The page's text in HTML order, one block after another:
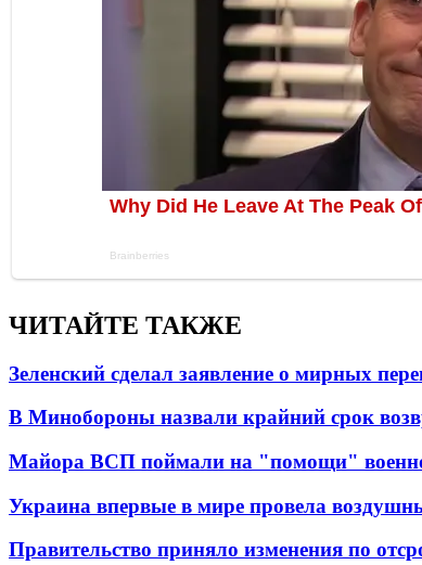
ЧИТАЙТЕ ТАКЖЕ
Зеленский сделал заявление о мирных
В Минобороны назвали крайний срок
Майора ВСП поймали на "помощи"
Украина впервые в мире провела
Правительство приняло изменения по